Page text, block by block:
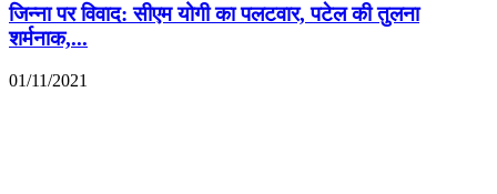
जिन्ना पर विवाद: सीएम योगी का पलटवार, पटेल की तुलना
शर्मनाक,...
01/11/2021